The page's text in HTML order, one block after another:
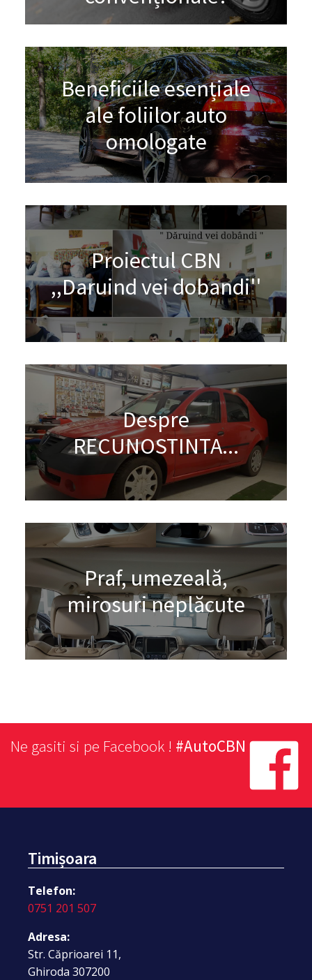
Beneficiile esențiale
ale foliilor auto
omologate
Proiectul CBN
,,Daruind vei dobandi''
Despre
RECUNOSTINTA...
Praf, umezeală,
mirosuri neplăcute
Ne gasiti si pe Facebook ! #AutoCBN
Timișoara
Telefon:
0751 201 507
Adresa:
Str. Căprioarei 11,
Ghiroda 307200